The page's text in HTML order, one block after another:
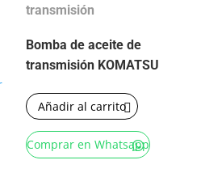
transmisión
Bomba de aceite de
transmisión KOMATSU
Añadir al carrito
Comprar en Whatsapp